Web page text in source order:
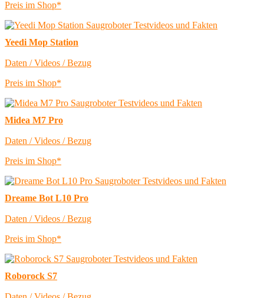
Preis im Shop*
Yeedi Mop Station
Daten / Videos / Bezug
Preis im Shop*
Midea M7 Pro
Daten / Videos / Bezug
Preis im Shop*
Dreame Bot L10 Pro
Daten / Videos / Bezug
Preis im Shop*
Roborock S7